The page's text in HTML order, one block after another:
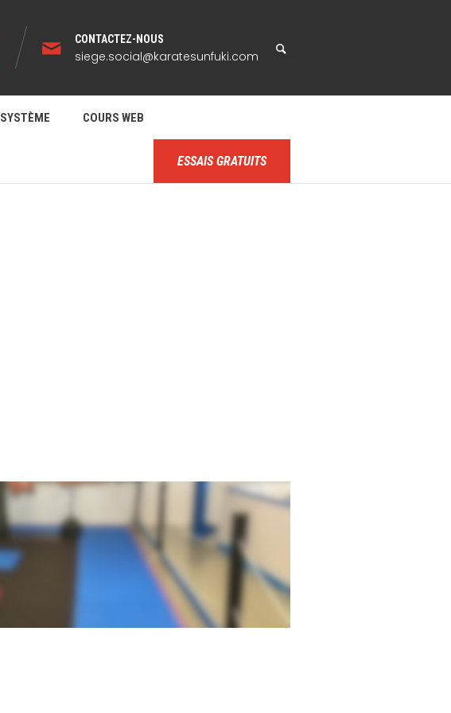
CONTACTEZ-NOUS
siege.social@karatesunfuki.com
SYSTÈME COURS WEB
ESSAIS GRATUITS